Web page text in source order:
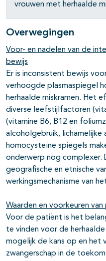
open- en
open- en
vrouwen met herhaalde
Overwegingen
Voor- en nadelen van de
bewijs
Er is inconsistent bewijs
verhoogde plasmaspiegel
herhaalde miskramen. Het
diverse leefstijlfactoren
(vitamine B6, B12 en
alcoholgebruik,
homocysteïne spiegels
onderwerp nog complexer.
geografische en etnische
werkingsmechanisme van
Waarden en voorkeuren
Voor de patiënt is het
te vinden voor de
mogelijk de kans op en het
zwangerschap in de